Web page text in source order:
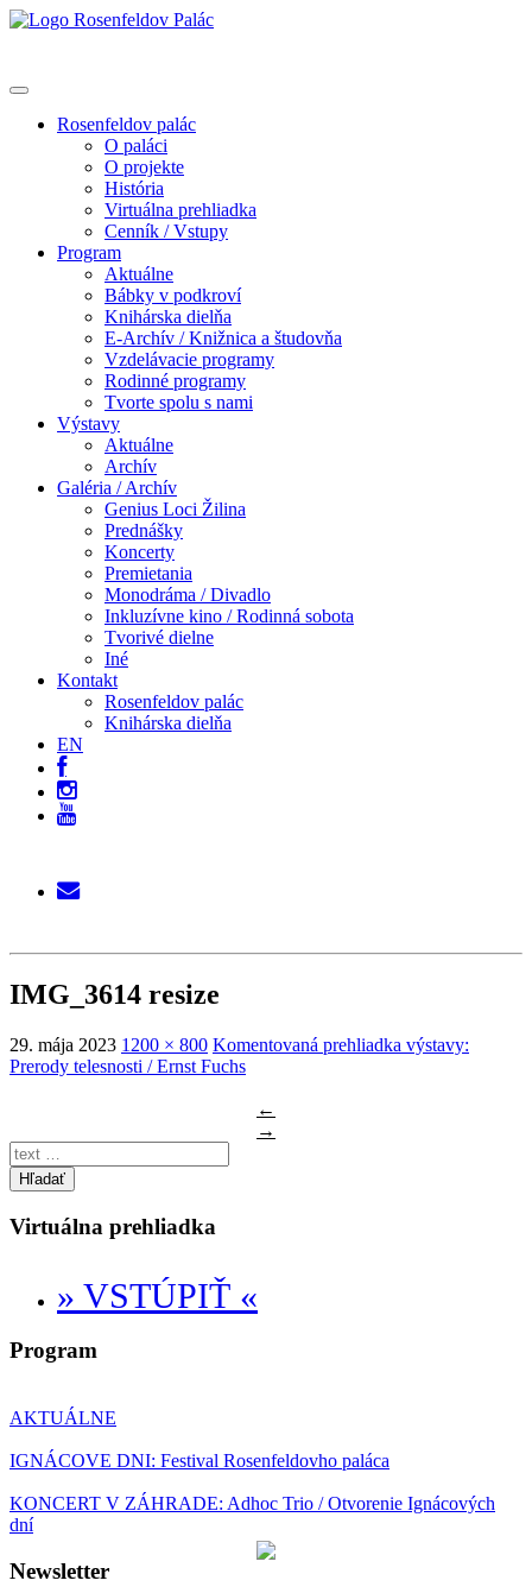
Rosenfeldov palác
O paláci
O projekte
História
Virtuálna prehliadka
Cenník / Vstupy
Program
Aktuálne
Bábky v podkroví
Knihárska dielňa
E-Archív / Knižnica a študovňa
Vzdelávacie programy
Rodinné programy
Tvorte spolu s nami
Výstavy
Aktuálne
Archív
Galéria / Archív
Genius Loci Žilina
Prednášky
Koncerty
Premietania
Monodráma / Divadlo
Inkluzívne kino / Rodinná sobota
Tvorivé dielne
Iné
Kontakt
Rosenfeldov palác
Knihárska dielňa
EN
IMG_3614 resize
29. mája 2023 1200 × 800 Komentovaná prehliadka výstavy:
Prerody telesnosti / Ernst Fuchs
←
→
Hľadať
Virtuálna prehliadka
» VSTÚPIŤ «
Program
AKTUÁLNE
IGNÁCOVE DNI: Festival Rosenfeldovho paláca
KONCERT V ZÁHRADE: Adhoc Trio / Otvorenie Ignácových
dní
Newsletter